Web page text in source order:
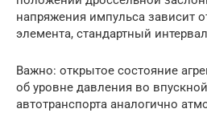
напряжения импульса зависит
элемента, стандартный
Важно: открытое состояние
об уровне давления во
автотранспорта аналогично